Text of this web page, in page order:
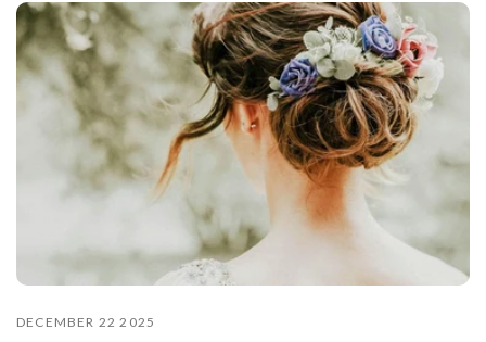
DECEMBER 22 2025